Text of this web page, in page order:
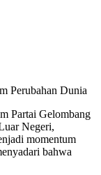
Partai Gelombang
Negeri,
momentum
bahwa